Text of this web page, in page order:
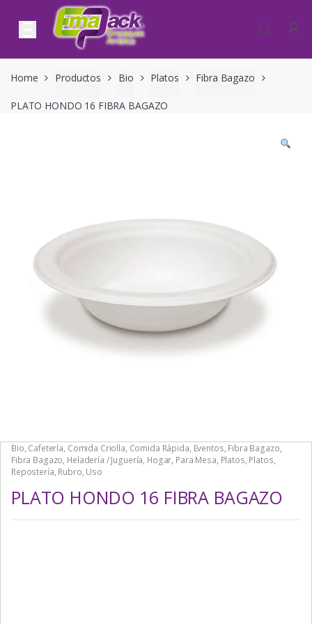
Skip to navigation
Skip to content
Home Productos Bio Platos Fibra Bagazo
PLATO HONDO 16 FIBRA BAGAZO
Bio, Cafetería, Comida Criolla, Comida Rápida, Eventos, Fibra Bagazo,
Fibra Bagazo, Heladería / Juguería, Hogar, Para Mesa, Platos, Platos,
Repostería, Rubro, Uso
PLATO HONDO 16 FIBRA BAGAZO